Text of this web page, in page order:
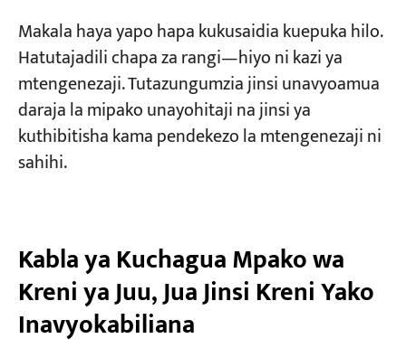
Hatua ya 1: Ukaguzi wa Maandalizi ya Uso
Hatua ya 2: Ukaguzi wa Hali ya Hewa
Hatua ya 3: Unene wa Filamu Kavu (DFT)
Hatua ya 4: Kugundua Cheche za Umeme
(Likizo)
Kasoro za Kawaida za Mipako—Amua kwa
Muhtasari
Tumefanya nini
Makala haya yapo hapa kukusaidia kuepuka hilo.
Hatutajadili chapa za rangi—hiyo ni kazi ya
mtengenezaji. Tutazungumzia jinsi unavyoamua
daraja la mipako unayohitaji na jinsi ya
kuthibitisha kama pendekezo la mtengenezaji ni
sahihi.
Kabla ya Kuchagua Mpako wa
Kreni ya Juu, Jua Jinsi Kreni Yako
Inavyokabiliana